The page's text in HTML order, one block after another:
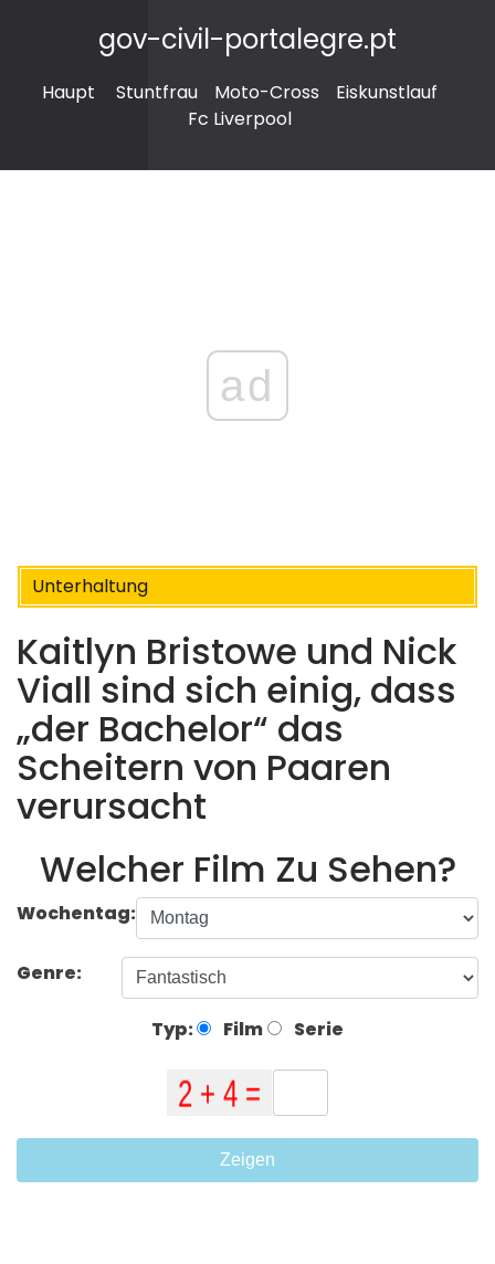
gov-civil-portalegre.pt
Haupt Stuntfrau Moto-Cross
Eiskunstlauf
Fc Liverpool
ad
Unterhaltung
Kaitlyn Bristowe und Nick
Viall sind sich einig, dass
„der Bachelor“ das
Scheitern von Paaren
verursacht
Welcher Film Zu Sehen?
Wochentag:
Genre:
Typ: Film Serie
Zeigen